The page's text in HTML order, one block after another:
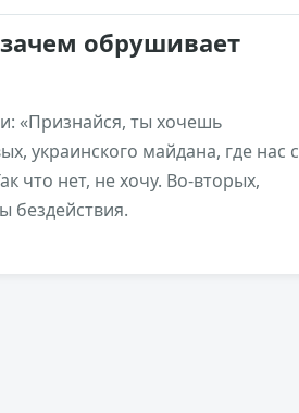
обрушивает
«Признайся, ты хочешь
украинского майдана, где нас с
что нет, не хочу. Во-вторых,
бездействия.